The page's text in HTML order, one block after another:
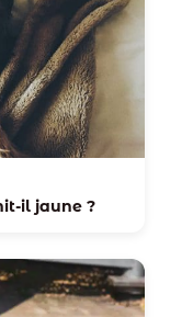
il jaune ?